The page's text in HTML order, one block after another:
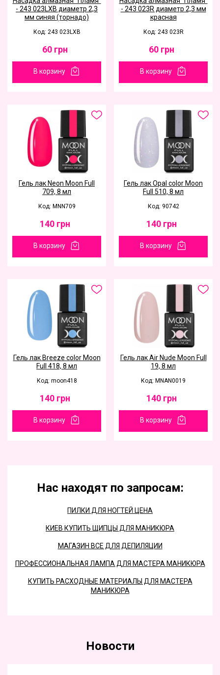
- 243 023LXB диаметр 2,3
мм синяя (торнадо)
Код: 243 023LXB
60 грн
В корзину
- 243 023R диаметр 2,3 мм
красная
Код: 243 023R
60 грн
В корзину
Гель лак Neon Moon Full
709, 8 мл
Код: MNN709
140 грн
В корзину
Гель лак Opal color Moon
Full 510, 8 мл
Код: 90742
140 грн
В корзину
Гель лак Breeze color Moon
Full 418, 8 мл
Код: moon418
140 грн
В корзину
Гель лак Air Nude Moon Full
19, 8 мл
Код: MNAN0019
140 грн
В корзину
Нас находят по запросам:
ПИЛКИ ДЛЯ НОГТЕЙ ЦЕНА
КИЕВ КУПИТЬ ЩИПЦЫ ДЛЯ МАНИКЮРА
МАГАЗИН ВСЕ ДЛЯ ДЕПИЛЯЦИИ
ПРОФЕССИОНАЛЬНАЯ ЛАМПА ДЛЯ МАСТЕРА МАНИКЮРА
КУПИТЬ РАСХОДНЫЕ МАТЕРИАЛЫ ДЛЯ МАСТЕРА
МАНИКЮРА
Новости